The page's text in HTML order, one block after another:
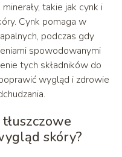
takie jak cynk i
Cynk pomaga w
podczas gdy
spowodowanymi
tych składników do
wygląd i zdrowie
skóry?